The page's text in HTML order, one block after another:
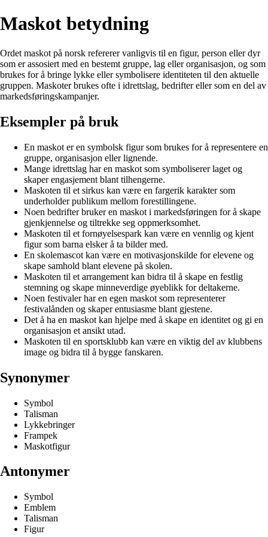
Maskot betydning
Ordet maskot på norsk refererer vanligvis til en figur, person eller dyr
som er assosiert med en bestemt gruppe, lag eller organisasjon, og som
brukes for å bringe lykke eller symbolisere identiteten til den aktuelle
gruppen. Maskoter brukes ofte i idrettslag, bedrifter eller som en del av
markedsføringskampanjer.
Eksempler på bruk
En maskot er en symbolsk figur som brukes for å representere en
gruppe, organisasjon eller lignende.
Mange idrettslag har en maskot som symboliserer laget og
skaper engasjement blant tilhengerne.
Maskoten til et sirkus kan være en fargerik karakter som
underholder publikum mellom forestillingene.
Noen bedrifter bruker en maskot i markedsføringen for å skape
gjenkjennelse og tiltrekke seg oppmerksomhet.
Maskoten til et fornøyelsespark kan være en vennlig og kjent
figur som barna elsker å ta bilder med.
En skolemascot kan være en motivasjonskilde for elevene og
skape samhold blant elevene på skolen.
Maskoten til et arrangement kan bidra til å skape en festlig
stemning og skape minneverdige øyeblikk for deltakerne.
Noen festivaler har en egen maskot som representerer
festivalånden og skaper entusiasme blant gjestene.
Det å ha en maskot kan hjelpe med å skape en identitet og gi en
organisasjon et ansikt utad.
Maskoten til en sportsklubb kan være en viktig del av klubbens
image og bidra til å bygge fanskaren.
Synonymer
Symbol
Talisman
Lykkebringer
Frampek
Maskotfigur
Antonymer
Symbol
Emblem
Talisman
Figur